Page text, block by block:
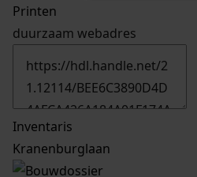
Printen
duurzaam webadres
Inventaris
Kranenburglaan